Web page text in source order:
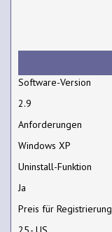
Software-Version
2.9
Anforderungen
Windows XP
Uninstall-Funktion
Ja
Preis für Registrierung